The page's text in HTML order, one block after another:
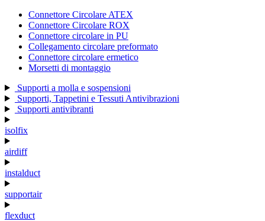
Connettore Circolare ATEX
Connettore Circolare ROX
Connettore circolare in PU
Collegamento circolare preformato
Connettore circolare ermetico
Morsetti di montaggio
Supporti a molla e sospensioni
Supporti, Tappetini e Tessuti Antivibrazioni
Supporti antivibranti
isolfix
airdiff
instalduct
supportair
flexduct